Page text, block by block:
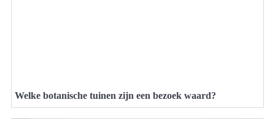
Welke botanische tuinen zijn een bezoek waard?